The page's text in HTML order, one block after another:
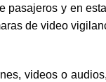
y en
de video
videos o